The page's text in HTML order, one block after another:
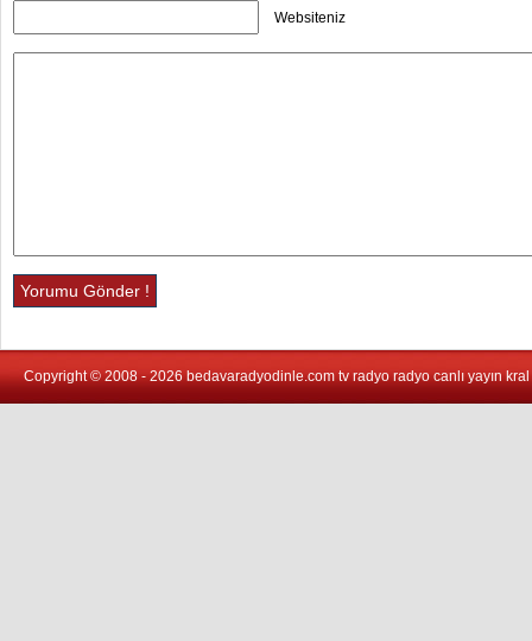
Websiteniz
Copyright © 2008 - 2026 bedavaradyodinle.com tv radyo radyo canlı yayın kral